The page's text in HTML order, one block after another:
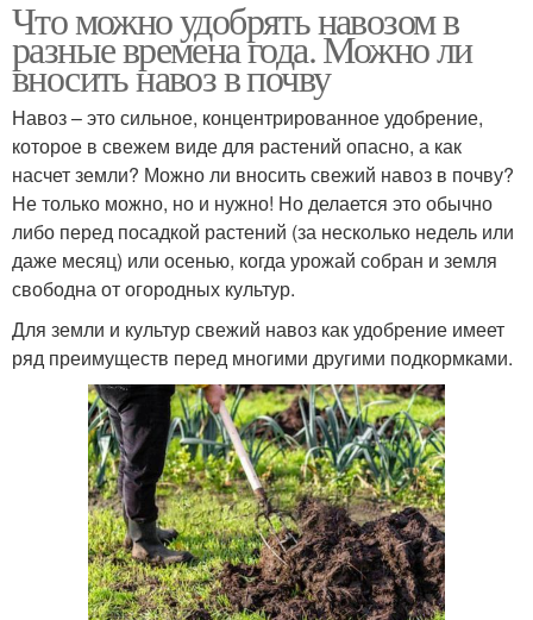
Что можно удобрять навозом в
разные времена года. Можно ли
вносить навоз в почву
Навоз – это сильное, концентрированное удобрение,
которое в свежем виде для растений опасно, а как
насчет земли? Можно ли вносить свежий навоз в почву?
Не только можно, но и нужно! Но делается это обычно
либо перед посадкой растений (за несколько недель или
даже месяц) или осенью, когда урожай собран и земля
свободна от огородных культур.
Для земли и культур свежий навоз как удобрение имеет
ряд преимуществ перед многими другими подкормками.